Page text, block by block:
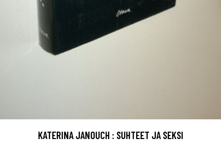
KATERINA JANOUCH : SUHTEET JA SEKSI